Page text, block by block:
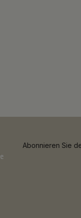
Abonnieren Sie